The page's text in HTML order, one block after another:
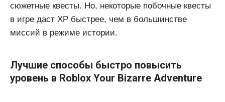
сюжетные квесты. Но, некоторые побочные квесты
в игре даст XP быстрее, чем в большинстве
миссий в режиме истории.
Лучшие способы быстро повысить
уровень в Roblox Your Bizarre Adventure